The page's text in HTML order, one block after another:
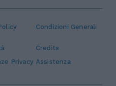
Condizioni Generali
Credits
Privacy Assistenza